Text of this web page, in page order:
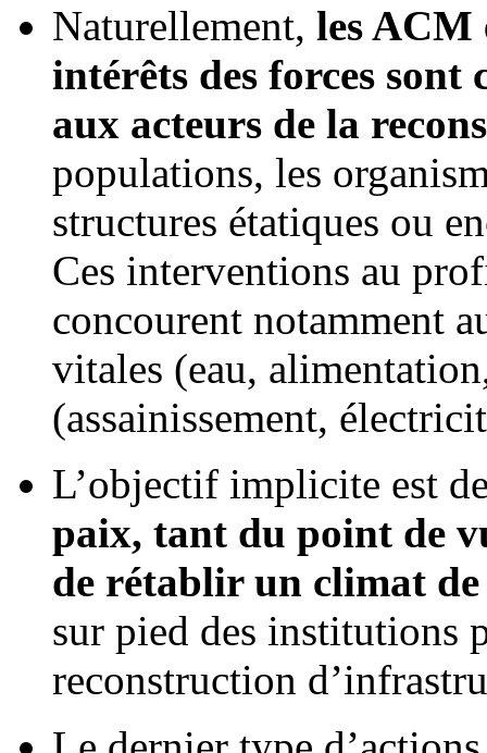
Naturellement, les ACM
intérêts des forces sont
aux acteurs de la
populations, les
structures étatiques ou
Ces interventions au
concourent notamment
vitales (eau,
(assainissement,
L’objectif implicite est
paix, tant du point de
de rétablir un climat
sur pied des institutions
reconstruction